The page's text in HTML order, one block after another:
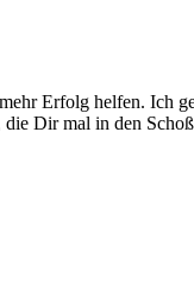
Erfolg helfen. Ich
die Dir mal in den